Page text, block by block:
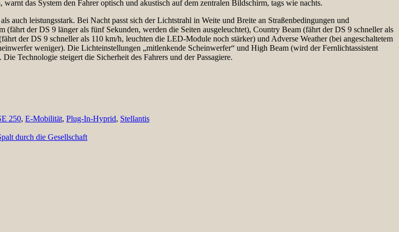
das System den Fahrer optisch und akustisch auf dem zentralen Bildschirm, tags wie nachts.
leistungsstark. Bei Nacht passt sich der Lichtstrahl in Weite und Breite an Straßenbedingungen und
der DS 9 länger als fünf Sekunden, werden die Seiten ausgeleuchtet), Country Beam (fährt der DS 9 schneller als
der DS 9 schneller als 110 km/h, leuchten die LED-Module noch stärker) und Adverse Weather (bei angeschaltetem
weniger). Die Lichteinstellungen „mitlenkende Scheinwerfer“ und High Beam (wird der Fernlichtassistent
Technologie steigert die Sicherheit des Fahrers und der Passagiere.
250, E-Mobilität, Plug-In-Hyprid, Stellantis
durch die Gesellschaft